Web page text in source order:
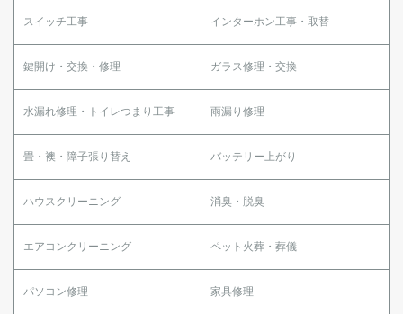
スイッチ工事 インターホン工事・取替
鍵開け・交換・修理 ガラス修理・交換
水漏れ修理・トイレつまり工事 雨漏り修理
畳・襖・障子張り替え バッテリー上がり
ハウスクリーニング 消臭・脱臭
エアコンクリーニング ペット火葬・葬儀
パソコン修理 家具修理